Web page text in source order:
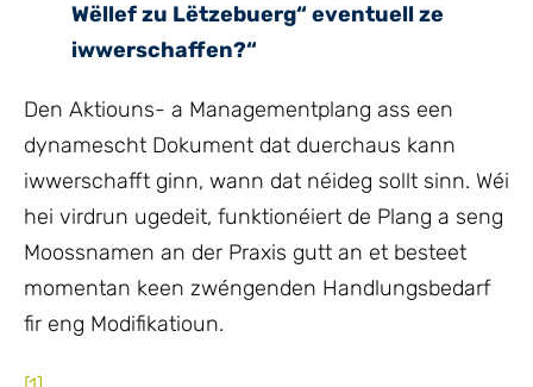
Wëllef zu Lëtzebuerg“ eventuell ze
iwwerschaffen?“
Den Aktiouns- a Managementplang ass een
dynamescht Dokument dat duerchaus kann
iwwerschafft ginn, wann dat néideg sollt sinn. Wéi
hei virdrun ugedeit, funktionéiert de Plang a seng
Moossnamen an der Praxis gutt an et besteet
momentan keen zwéngenden Handlungsbedarf
fir eng Modifikatioun.